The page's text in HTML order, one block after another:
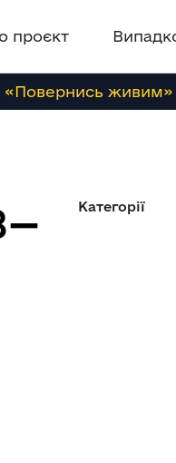
проєкт
«Повернись живим»
Категорії